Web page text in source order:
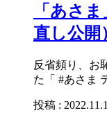
「あさ
直し公開
反省頻り、お
た「 #あさま
投稿 :